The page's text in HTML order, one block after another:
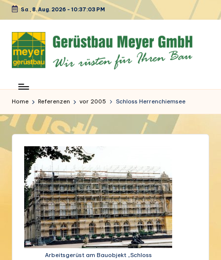
Skip
content
Sa., 8. Aug. 2026 - 10:37:04 PM
y
e
Spezialist
in
Sachen
Gerüstbau
Home Referenzen vor 2005 Schloss Herrenchiemsee
Arbeitsgerüst am Bauobjekt „Schloss